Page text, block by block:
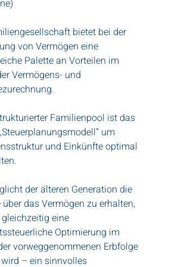
bietet bei der
von Vermögen eine
Palette an Vorteilen im
Vermögens- und
Familienpool ist das
um
und Einkünfte optimal
der älteren Generation die
das Vermögen zu erhalten,
eine
Optimierung im
vorweggenommenen Erbfolge
– ein sinnvolles